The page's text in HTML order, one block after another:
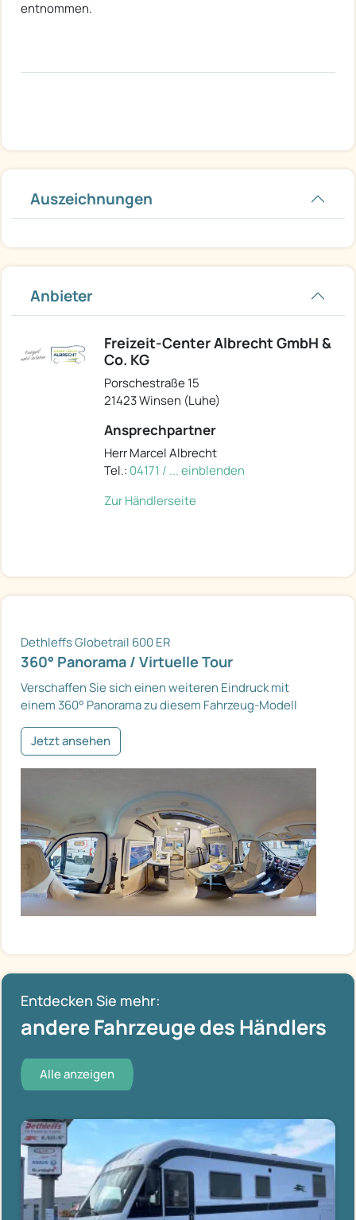
entnommen.
Auszeichnungen
Anbieter
Freizeit-Center Albrecht GmbH &
Co. KG
Porschestraße 15
21423 Winsen (Luhe)
Ansprechpartner
Herr Marcel Albrecht
Tel.: 04171 / ... einblenden
Zur Händlerseite
Dethleffs Globetrail 600 ER
360° Panorama / Virtuelle Tour
Verschaffen Sie sich einen weiteren Eindruck mit
einem 360° Panorama zu diesem Fahrzeug-Modell
Jetzt ansehen
Entdecken Sie mehr:
andere Fahrzeuge des Händlers
Alle anzeigen